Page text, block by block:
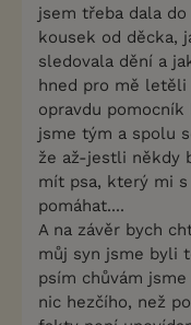
jsem třeba dala
kousek od děcka,
sledovala dění a
hned pro mě
opravdu pomocník
jsme tým a spolu
že až-jestli někdy
mít psa, který mi
pomáhat....
A na závěr bych
můj syn jsme byli
psím chůvám
nic hezčího, než